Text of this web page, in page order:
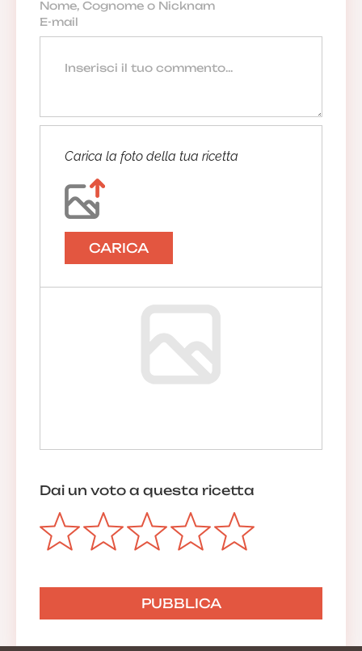
Carica la foto della tua ricetta
CARICA
Dai un voto a questa ricetta